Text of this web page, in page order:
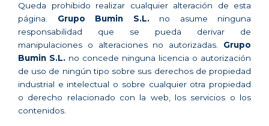
Queda prohibido realizar cualquier alteración de esta
página.
Grupo Bumin S.L.no asume ninguna
responsabilidad que se pueda derivar de
manipulaciones o alteraciones no autorizadas.
Grupo
Bumin S.L. no concede ninguna licencia o autorización
de uso de ningún tipo sobre sus derechos de propiedad
industrial e intelectual o sobre cualquier otra propiedad
o derecho relacionado con la web, los servicios o los
contenidos.